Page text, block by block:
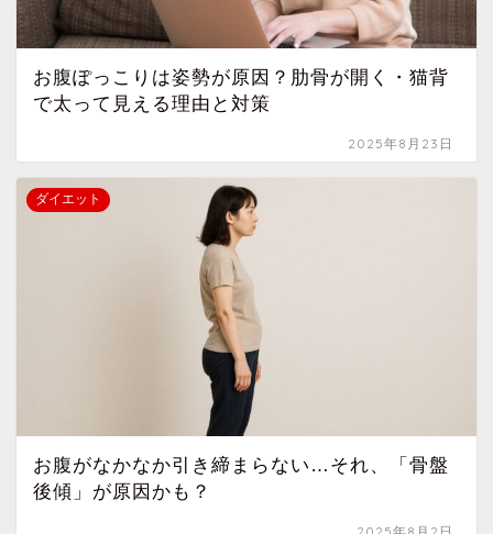
お腹ぽっこりは姿勢が原因？肋骨が開く・猫背
で太って見える理由と対策
2025年8月23日
ダイエット
お腹がなかなか引き締まらない…それ、「骨盤
後傾」が原因かも？